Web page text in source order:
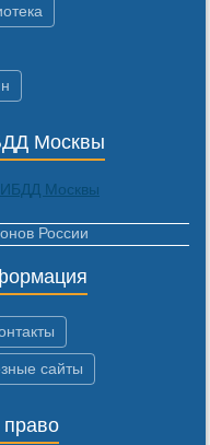
Москвы
России
сайты
право